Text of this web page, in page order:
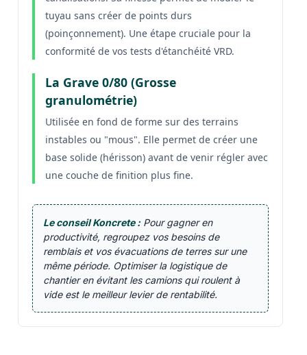
tuyau sans créer de points durs
(poinçonnement). Une étape cruciale pour la
conformité de vos tests d'étanchéité VRD.
La Grave 0/80 (Grosse
granulométrie)
Utilisée en fond de forme sur des terrains
instables ou "mous". Elle permet de créer une
base solide (hérisson) avant de venir régler avec
une couche de finition plus fine.
Le conseil Koncrete :Pour gagner en
productivité, regroupez vos besoins de
remblais et vos évacuations de terres sur une
même période. Optimiser la logistique de
chantier en évitant les camions qui roulent à
vide est le meilleur levier de rentabilité.